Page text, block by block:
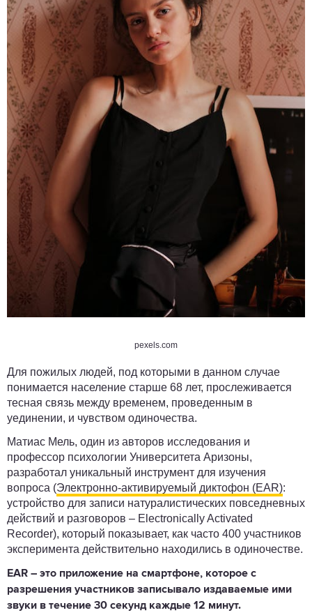
pexels.com
Для пожилых людей, под которыми в данном случае
понимается население старше 68 лет, прослеживается
тесная связь между временем, проведенным в
уединении, и чувством одиночества.
Матиас Мель, один из авторов исследования и
профессор психологии Университета Аризоны,
разработал уникальный инструмент для изучения
вопроса (Электронно-активируемый диктофон (EAR):
устройство для записи натуралистических повседневных
действий и разговоров – Electronically Activated
Recorder), который показывает, как часто 400 участников
эксперимента действительно находились в одиночестве.
EAR ― это приложение на смартфоне, которое с
разрешения участников записывало издаваемые ими
звуки в течение 30 секунд каждые 12 минут.